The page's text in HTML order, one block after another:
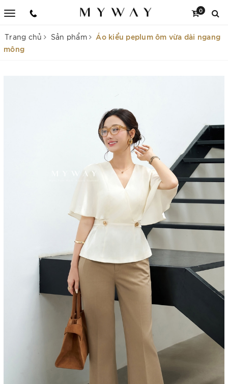
0
Trang chủ Sản phẩm
Áo kiểu peplum ôm vừa dài ngang
mông